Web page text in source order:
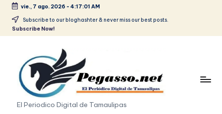
Saltar
vie., 7 ago. 2026 - 4:17:02 AM
Subscribe to our bloghashter & never miss our best posts.
Subscribe Now!
p
El Periodico Digital de Tamaulipas